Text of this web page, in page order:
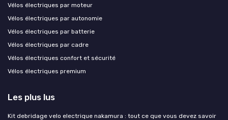
Vélos électriques par moteur
Vélos électriques par autonomie
Vélos électriques par batterie
Vélos électriques par cadre
Vélos électriques confort et sécurité
Vélos électriques premium
Les plus lus
Kit debridage velo electrique nakamura : tout ce que vous devez savoir